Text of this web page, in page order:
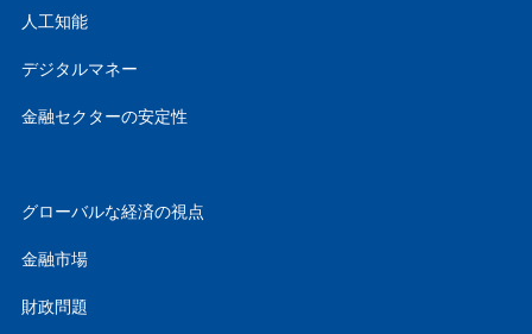
人工知能
デジタルマネー
金融セクターの安定性
グローバルな経済の視点
金融市場
財政問題